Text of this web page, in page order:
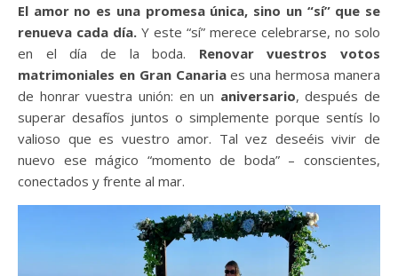
El amor no es una promesa única, sino un “sí” que se
renueva cada día. Y este “sí” merece celebrarse, no solo
en el día de la boda. Renovar vuestros votos
matrimoniales en Gran Canariaes una hermosa manera
de honrar vuestra unión: en un aniversario, después de
superar desafíos juntos o simplemente porque sentís lo
valioso que es vuestro amor. Tal vez deseéis vivir de
nuevo ese mágico “momento de boda” – conscientes,
conectados y frente al mar.